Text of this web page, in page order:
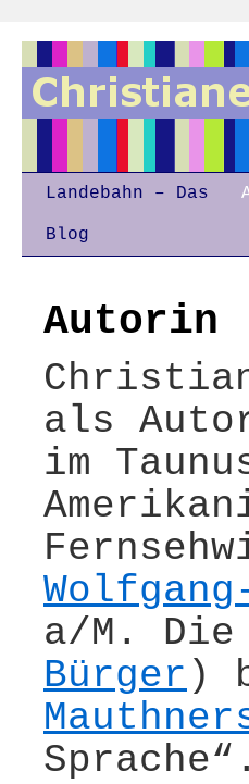
Landebahn – Das
Blog
Autorin
als
im
a/M.
Bürger )
Sprache“.